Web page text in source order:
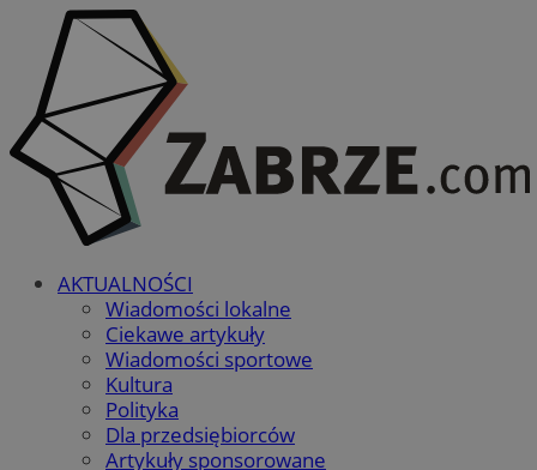
AKTUALNOŚCI
Wiadomości lokalne
Ciekawe artykuły
Wiadomości sportowe
Kultura
Polityka
Dla przedsiębiorców
Artykuły sponsorowane